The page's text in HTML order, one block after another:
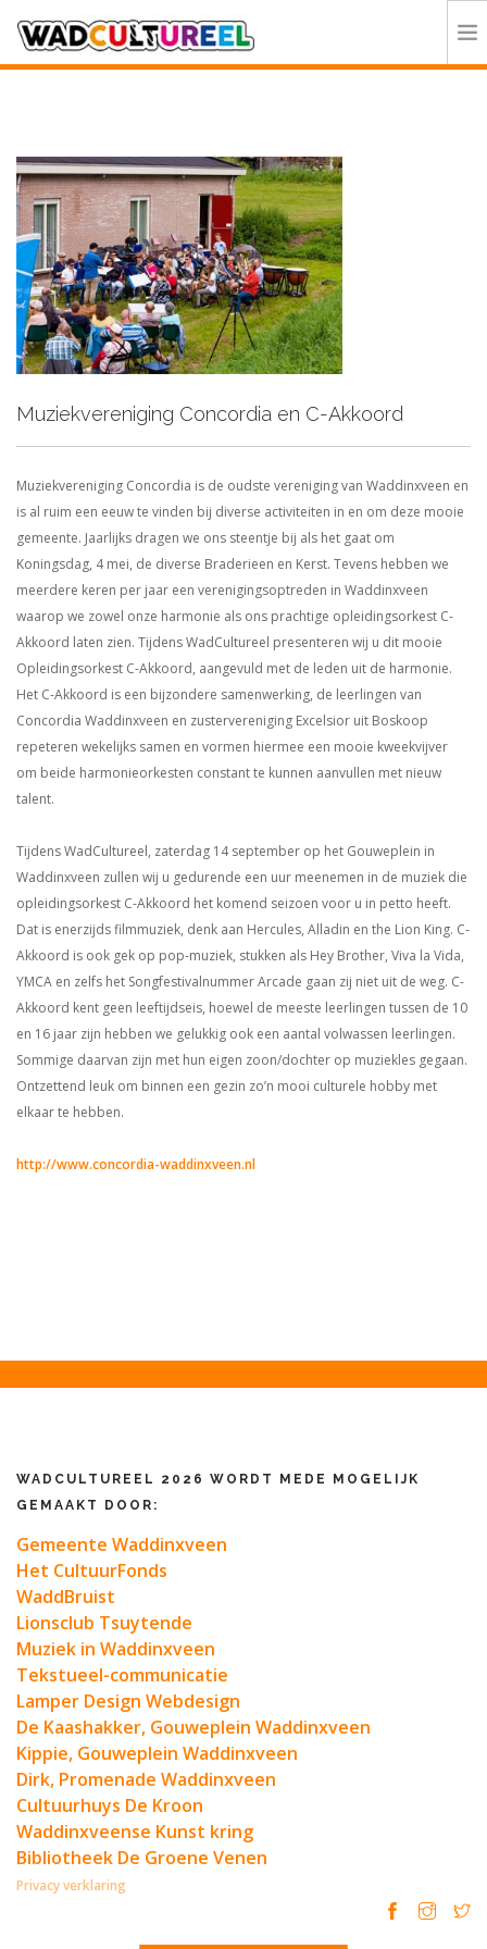
DEELNEMERS
DOE MEE
CONTACT
ORGANISATIE
Muziekvereniging Concordia en C-Akkoord
Muziekvereniging Concordia is de oudste vereniging van Waddinxveen en
is al ruim een eeuw te vinden bij diverse activiteiten in en om deze mooie
gemeente. Jaarlijks dragen we ons steentje bij als het gaat om
Koningsdag, 4 mei, de diverse Braderieen en Kerst. Tevens hebben we
meerdere keren per jaar een verenigingsoptreden in Waddinxveen
waarop we zowel onze harmonie als ons prachtige opleidingsorkest C-
Akkoord laten zien. Tijdens WadCultureel presenteren wij u dit mooie
Opleidingsorkest C-Akkoord, aangevuld met de leden uit de harmonie.
Het C-Akkoord is een bijzondere samenwerking, de leerlingen van
Concordia Waddinxveen en zustervereniging Excelsior uit Boskoop
repeteren wekelijks samen en vormen hiermee een mooie kweekvijver
om beide harmonieorkesten constant te kunnen aanvullen met nieuw
talent.
Tijdens WadCultureel, zaterdag 14 september op het Gouweplein in
Waddinxveen zullen wij u gedurende een uur meenemen in de muziek die
opleidingsorkest C-Akkoord het komend seizoen voor u in petto heeft.
Dat is enerzijds filmmuziek, denk aan Hercules, Alladin en the Lion King. C-
Akkoord is ook gek op pop-muziek, stukken als Hey Brother, Viva la Vida,
YMCA en zelfs het Songfestivalnummer Arcade gaan zij niet uit de weg. C-
Akkoord kent geen leeftijdseis, hoewel de meeste leerlingen tussen de 10
en 16 jaar zijn hebben we gelukkig ook een aantal volwassen leerlingen.
Sommige daarvan zijn met hun eigen zoon/dochter op muziekles gegaan.
Ontzettend leuk om binnen een gezin zo’n mooi culturele hobby met
elkaar te hebben.
http://www.concordia-waddinxveen.nl
WADCULTUREEL 2026 WORDT MEDE MOGELIJK
GEMAAKT DOOR:
Gemeente Waddinxveen
Het CultuurFonds
WaddBruist
Lionsclub Tsuytende
Muziek in Waddinxveen
Tekstueel-communicatie
Lamper Design Webdesign
De Kaashakker, Gouweplein Waddinxveen
Kippie, Gouweplein Waddinxveen
Dirk, Promenade Waddinxveen
Cultuurhuys De Kroon
Waddinxveense Kunst kring
Bibliotheek De Groene Venen
Privacy verklaring